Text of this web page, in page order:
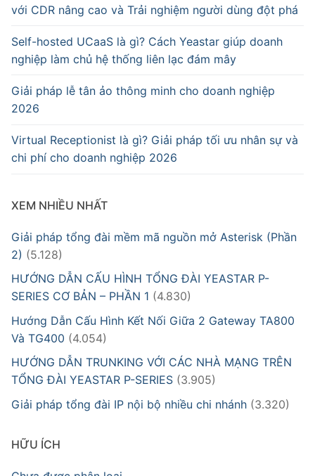
với CDR nâng cao và Trải nghiệm người dùng đột phá
Self-hosted UCaaS là gì? Cách Yeastar giúp doanh
nghiệp làm chủ hệ thống liên lạc đám mây
Giải pháp lễ tân ảo thông minh cho doanh nghiệp
2026
Virtual Receptionist là gì? Giải pháp tối ưu nhân sự và
chi phí cho doanh nghiệp 2026
XEM NHIỀU NHẤT
Giải pháp tổng đài mềm mã nguồn mở Asterisk (Phần
2) (5.128)
HƯỚNG DẪN CẤU HÌNH TỔNG ĐÀI YEASTAR P-
SERIES CƠ BẢN – PHẦN 1 (4.830)
Hướng Dẫn Cấu Hình Kết Nối Giữa 2 Gateway TA800
Và TG400 (4.054)
HƯỚNG DẪN TRUNKING VỚI CÁC NHÀ MẠNG TRÊN
TỔNG ĐÀI YEASTAR P-SERIES (3.905)
Giải pháp tổng đài IP nội bộ nhiều chi nhánh (3.320)
HỮU ÍCH